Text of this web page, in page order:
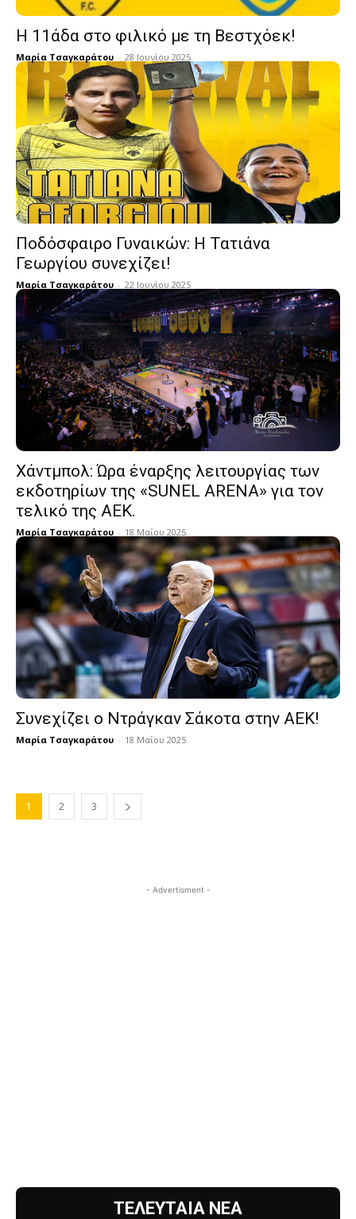
Η 11άδα στο φιλικό με τη Βεστχόεκ!
Μαρία Τσαγκαράτου - 28 Ιουνίου 2025
Ποδόσφαιρο Γυναικών: Η Τατιάνα
Γεωργίου συνεχίζει!
Μαρία Τσαγκαράτου - 22 Ιουνίου 2025
Χάντμπολ: Ώρα έναρξης λειτουργίας των
εκδοτηρίων της «SUNEL ARENA» για τον
τελικό της ΑΕΚ.
Μαρία Τσαγκαράτου - 18 Μαΐου 2025
Συνεχίζει ο Ντράγκαν Σάκοτα στην ΑΕΚ!
Μαρία Τσαγκαράτου - 18 Μαΐου 2025
1 2 3
- Advertisment -
ΤΕΛΕΥΤΑΙΑ ΝΕΑ